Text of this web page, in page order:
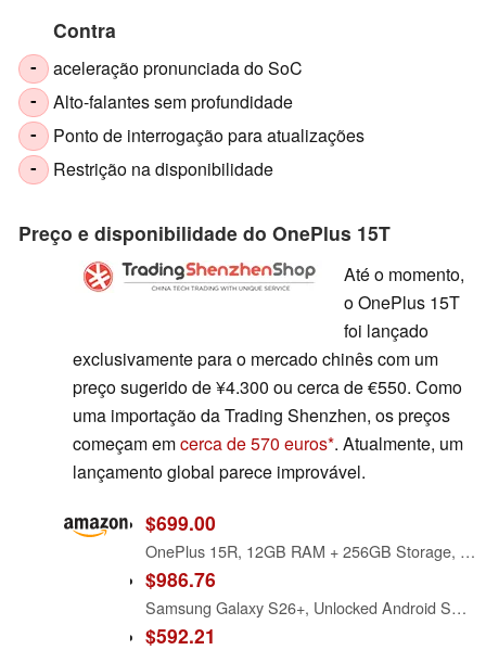
Contra
- aceleração pronunciada do SoC
- Alto-falantes sem profundidade
- Ponto de interrogação para atualizações
- Restrição na disponibilidade
Preço e disponibilidade do OnePlus 15T
Até o momento,
o OnePlus 15T
foi lançado
exclusivamente para o mercado chinês com um
preço sugerido de ¥4.300 ou cerca de €550. Como
uma importação da Trading Shenzhen, os preços
começam emcerca de 570 euros . Atualmente, um
lançamento global parece improvável.
$699.00
OnePlus 15R, 12GB RAM + 256GB Storage, Dual-SIM, Unlocked Android Smartphone, Snapdragon 8 Gen 5, 7400mAh Battery, Charcoal Black
$986.76
Samsung Galaxy S26+, Unlocked Android Smartphone, 512GB, Cobalt Violet
$592.21